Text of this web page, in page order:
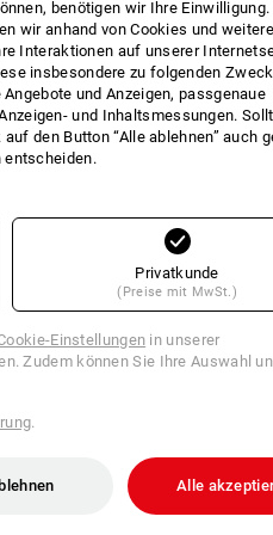
BESCHREIBUNG
Deckel-Werkzeugtafel mit 10
abnehmbare Werkzeugtafel
Vorderseite und 8
extra tiefe Form für größere
STRAUSSbox 145 midi+
benötigen wir Ihre Einwilligung.
wir anhand von Cookies und
Interaktionen auf unserer
insbesondere zu folgenden
und Anzeigen, passgenaue
und Inhaltsmessungen.
den Button “Alle ablehnen” auch
entscheiden.
Privatkunde
(Preise mit MwSt.)
Einstellungen in unserer
Zudem können Sie Ihre Auswahl
.
Alle